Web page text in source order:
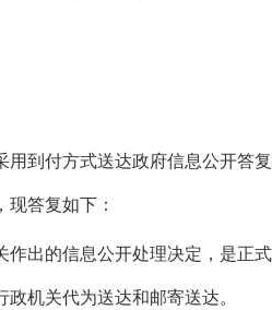
用到付方式送达政府信息公开
答复如下：
作出的信息公开处理决定，是正
机关代为送达和邮寄送达。